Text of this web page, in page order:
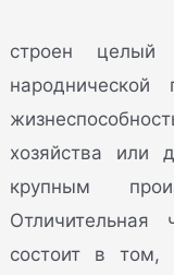
строен
народнической
хозяйства или
крупным
Отличительная
состоит в том,